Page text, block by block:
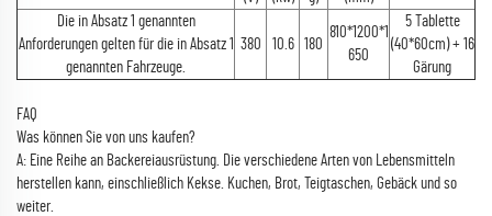
Die in Absatz 1 genannten
Anforderungen gelten für die in Absatz 1
genannten Fahrzeuge.
380 10.6 180
810*1200*1
650
5 Tablette
(40*60cm) + 16
Gärung
FAQ
Was können Sie von uns kaufen?
A: Eine Reihe an Backereiausrüstung. Die verschiedene Arten von Lebensmitteln
herstellen kann, einschließlich Kekse. Kuchen, Brot, Teigtaschen, Gebäck und so
weiter.